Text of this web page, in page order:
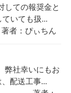
しての報奨金と
いても扱...
著者：ぴぃちん
弊社幸いにもお
配送工事...